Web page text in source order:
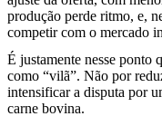
produção perde ritmo, e,
competir com o mercado
É justamente nesse ponto
como “vilã”. Não por
intensificar a disputa por
carne bovina.